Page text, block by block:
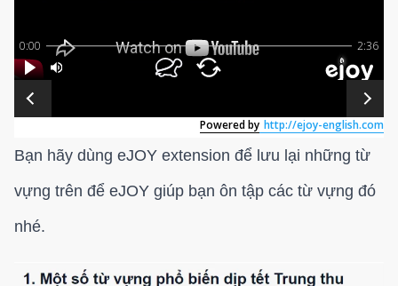
Bạn hãy dùng eJOY extension để lưu lại những từ
vựng trên để eJOY giúp bạn ôn tập các từ vựng đó
nhé.